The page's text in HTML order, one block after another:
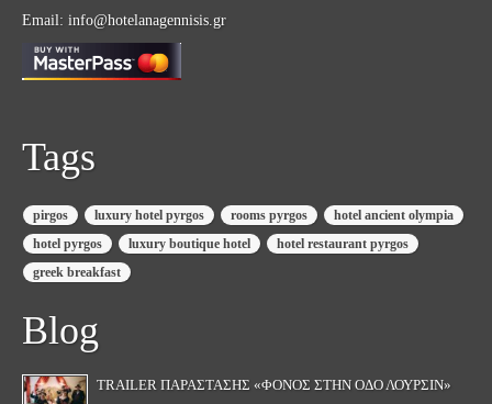
Email: info@hotelanagennisis.gr
Tags
pirgos luxury hotel pyrgos rooms pyrgos
hotel ancient olympia
hotel pyrgos
luxury boutique hotel
hotel restaurant pyrgos
greek breakfast
Blog
TRAILER ΠΑΡΆΣΤΑΣΗΣ «ΦΟΝΟΣ ΣΤΗΝ ΟΔΟ ΛΟΥΡΣΙΝ»